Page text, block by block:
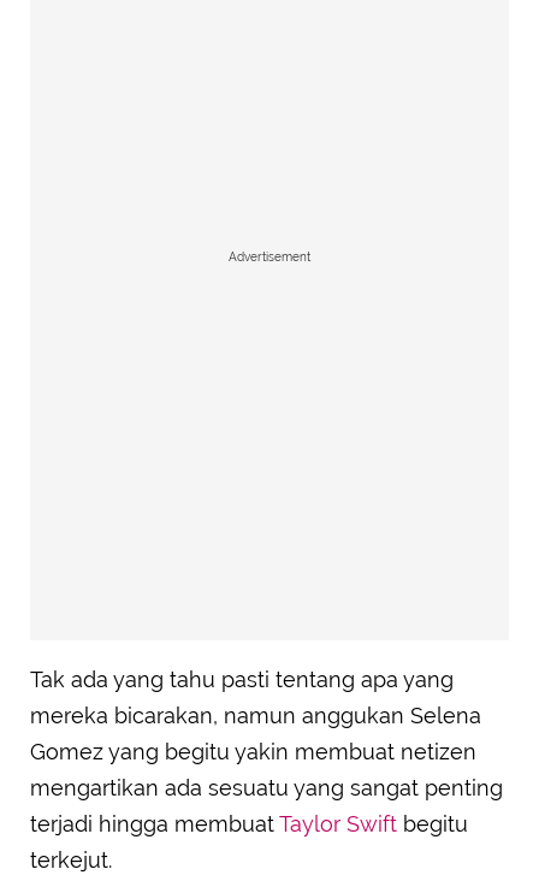
Advertisement
Tak ada yang tahu pasti tentang apa yang
mereka bicarakan, namun anggukan Selena
Gomez yang begitu yakin membuat netizen
mengartikan ada sesuatu yang sangat penting
terjadi hingga membuatTaylor Swift begitu
terkejut.